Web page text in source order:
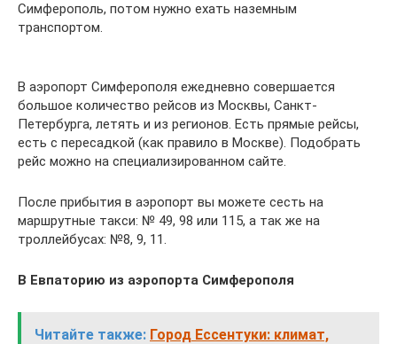
Симферополь, потом нужно ехать наземным
транспортом.
В аэропорт Симферополя ежедневно совершается
большое количество рейсов из Москвы, Санкт-
Петербурга, летять и из регионов. Есть прямые рейсы,
есть с пересадкой (как правило в Москве). Подобрать
рейс можно на специализированном сайте.
После прибытия в аэропорт вы можете сесть на
маршрутные такси: № 49, 98 или 115, а так же на
троллейбусах: №8, 9, 11.
В Евпаторию из аэропорта Симферополя
Читайте также: Город Ессентуки: климат,